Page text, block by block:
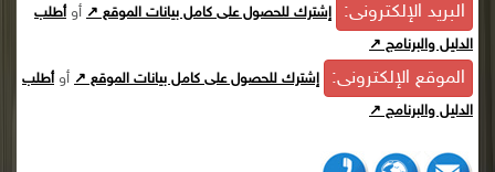
البريد الإلكترونى: إشترك للحصول على كامل بيانات الموقع ↗ أوأطلب
الدليل والبرنامج ↗
الموقع الإلكترونى: إشترك للحصول على كامل بيانات الموقع ↗ أوأطلب
الدليل والبرنامج ↗